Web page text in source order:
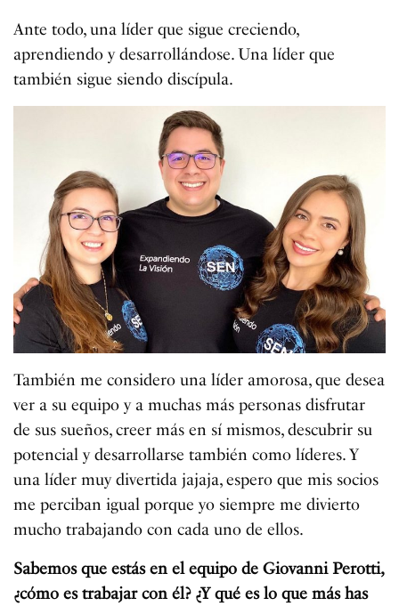
Ante todo, una líder que sigue creciendo,
aprendiendo y desarrollándose. Una líder que
también sigue siendo discípula.
También me considero una líder amorosa, que desea
ver a su equipo y a muchas más personas disfrutar
de sus sueños, creer más en sí mismos, descubrir su
potencial y desarrollarse también como líderes. Y
una líder muy divertida jajaja, espero que mis socios
me perciban igual porque yo siempre me divierto
mucho trabajando con cada uno de ellos.
Sabemos que estás en el equipo de Giovanni Perotti,
¿cómo es trabajar con él? ¿Y qué es lo que más has